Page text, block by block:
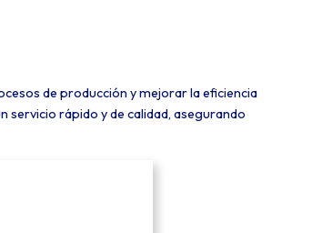
de producción y mejorar la eficiencia
servicio rápido y de calidad, asegurando